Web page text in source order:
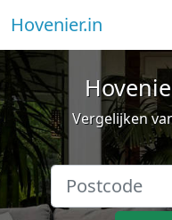
Hovenier.in
Vergelijken